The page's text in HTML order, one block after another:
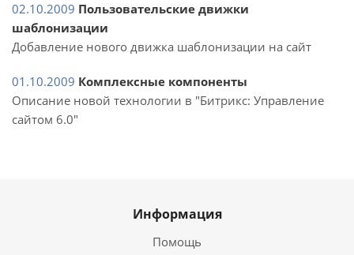
02.10.2009 Пользовательские движки
шаблонизации
Добавление нового движка шаблонизации на сайт
01.10.2009 Комплексные компоненты
Описание новой технологии в "Битрикс: Управление
сайтом 6.0"
Информация
Помощь